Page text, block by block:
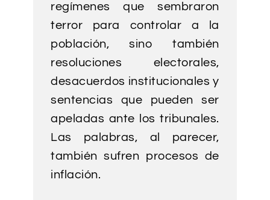
regímenes que sembraron
terror para controlar a la
población, sino también
resoluciones electorales,
desacuerdos institucionales y
sentencias que pueden ser
apeladas ante los tribunales.
Las palabras, al parecer,
también sufren procesos de
inflación.